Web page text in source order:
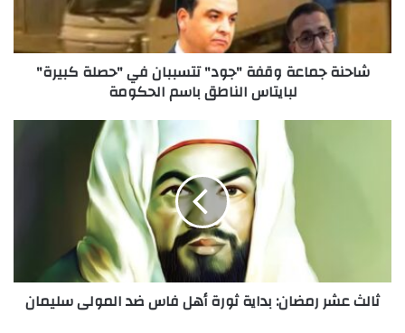
لبايتاس
الناطقشاحنة جماعة وقفة "جود" تتسببان في "حصلة كبيرة"
لبايتاس الناطق باسم الحكومة
المولى
سليمان
ثالث عشر رمضان: بداية ثورة أهل فاس ضد المولى سليمان